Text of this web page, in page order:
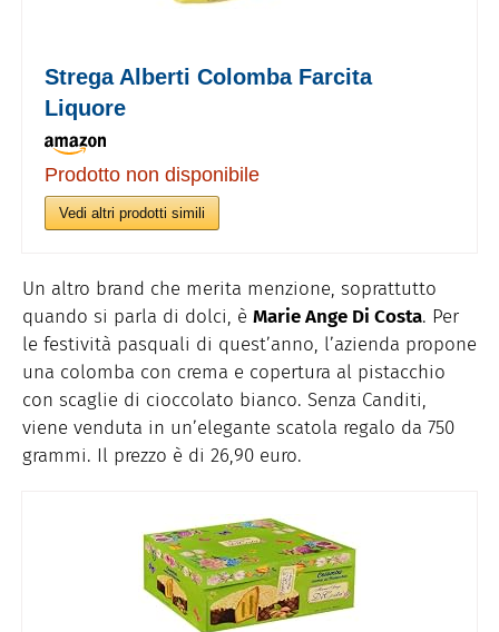
Strega Alberti Colomba Farcita
Liquore
Prodotto non disponibile
Vedi altri prodotti simili
Un altro brand che merita menzione, soprattutto
quando si parla di dolci, è Marie Ange Di Costa. Per
le festività pasquali di quest’anno, l’azienda propone
una colomba con crema e copertura al pistacchio
con scaglie di cioccolato bianco. Senza Canditi,
viene venduta in un’elegante scatola regalo da 750
grammi. Il prezzo è di 26,90 euro.